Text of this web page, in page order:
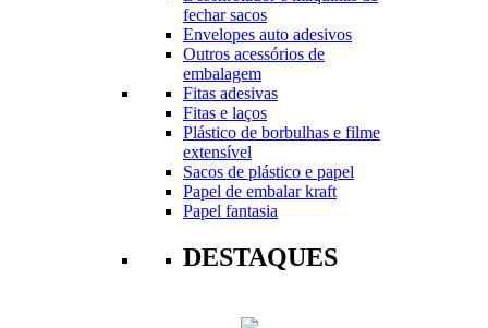
fechar sacos
Envelopes auto adesivos
Outros acessórios de
embalagem
Fitas adesivas
Fitas e laços
Plástico de borbulhas e filme
extensível
Sacos de plástico e papel
Papel de embalar kraft
Papel fantasia
DESTAQUES